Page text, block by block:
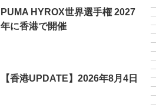
PUMA HYROX世界選手権 2027
年に香港で開催
【香港UPDATE】2026年8月4日